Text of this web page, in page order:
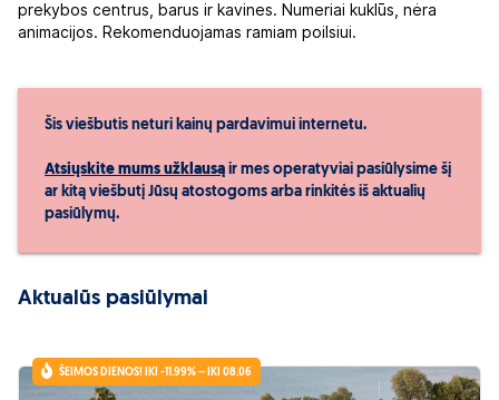
prekybos centrus, barus ir kavines. Numeriai kuklūs, nėra
animacijos. Rekomenduojamas ramiam poilsiui.
Šis viešbutis neturi kainų pardavimui internetu.
Atsiųskite mums užklausą ir mes operatyviai pasiūlysime šį
ar kitą viešbutį Jūsų atostogoms arba rinkitės iš aktualių
pasiūlymų.
Aktualūs pasiūlymai
ŠEIMOS DIENOS! IKI -11.99% – IKI 08.06